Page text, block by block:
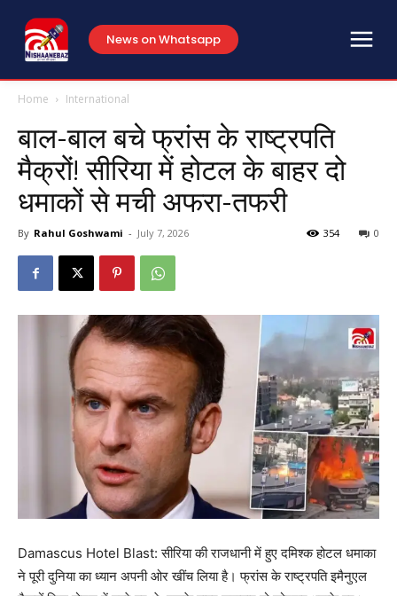
News on Whatsapp
Home International
बाल-बाल बचे फ्रांस के राष्ट्रपति
मैक्रों! सीरिया में होटल के बाहर दो
धमाकों से मची अफरा-तफरी
By Rahul Goshwami - July 7, 2026 0
354
Damascus Hotel Blast: सीरिया की राजधानी में हुए दमिश्क होटल धमाका
ने पूरी दुनिया का ध्यान अपनी ओर खींच लिया है। फ्रांस के राष्ट्रपति इमैनुएल